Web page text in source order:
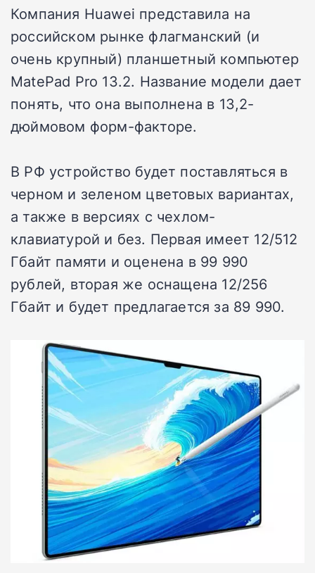
Компания Huawei представила на
российском рынке флагманский (и
очень крупный) планшетный компьютер
MatePad Pro 13.2. Название модели дает
понять, что она выполнена в 13,2-
дюймовом форм-факторе.
В РФ устройство будет поставляться в
черном и зеленом цветовых вариантах,
а также в версиях с чехлом-
клавиатурой и без. Первая имеет 12/512
Гбайт памяти и оценена в 99 990
рублей, вторая же оснащена 12/256
Гбайт и будет предлагается за 89 990.